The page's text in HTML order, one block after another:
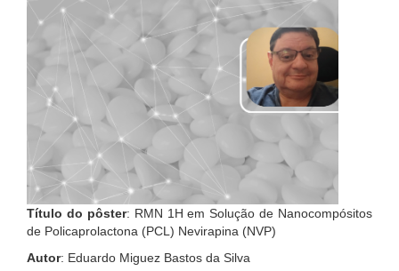
Título do pôster: RMN 1H em Solução de Nanocompósitos
de Policaprolactona (PCL) Nevirapina (NVP)
Autor: Eduardo Miguez Bastos da Silva